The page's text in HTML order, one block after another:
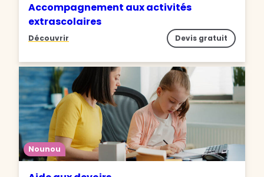
Accompagnement aux activités
extrascolaires
Découvrir Devis gratuit
Nounou